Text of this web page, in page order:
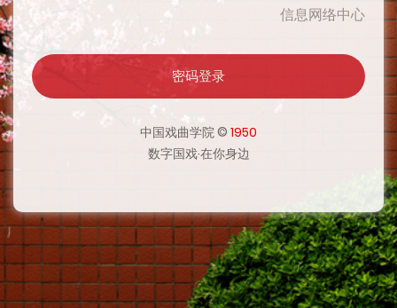
证，感谢您对网络安全工作的支持。
为进一步提高网络安全防护能力，数字国戏已开启登录短
信验证，当用户使用新设备登录时，将需要使用手机验证
码二次验证身份，验证通过后在一定时期内将无需再次验
证，感谢您对网络安全工作的支持。
信息网络中心
密码登录
中国戏曲学院 © 1950
数字国戏·在你身边